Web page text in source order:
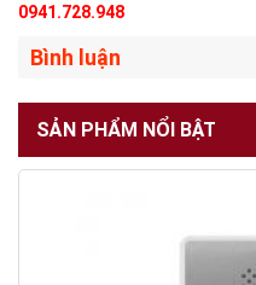
0941.728.948
Bình luận
SẢN PHẨM NỔI BẬT